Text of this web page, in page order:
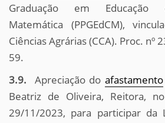
Graduação em
Matemática (PPGEdCM),
Ciências Agrárias (CCA). Proc. nº
59.
3.9.
Apreciação do afastamento
Beatriz de Oliveira, Reitora,
29/11/2023, para participar da